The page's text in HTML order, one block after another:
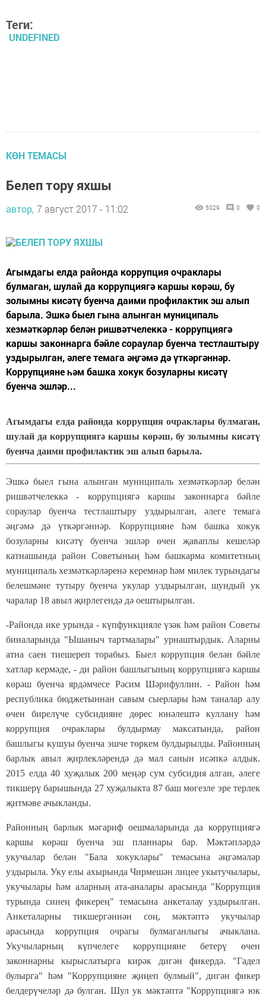
Теги:
UNDEFINED
КӨН ТЕМАСЫ
Белеп тору яхшы
автор, 7 август 2017 - 11:02 5029 0 0
Агымдагы елда районда коррупция очраклары
булмаган, шулай да коррупциягә каршы көрәш, бу
золымны кисәтү буенча даими профилактик эш алып
барыла. Эшкә быел гына алынган муниципаль
хезмәткәрләр белән ришвәтчелеккә - коррупциягә
каршы законнарга бәйле сораулар буенча тестлаштыру
уздырылган, әлеге темага әңгәмә дә үткәргәннәр.
Коррупцияне һәм башка хокук бозуларны кисәтү
буенча эшләр...
Агымдагы елда районда коррупция очраклары булмаган,
шулай да коррупциягә каршы көрәш, бу золымны кисәтү
буенча даими профилактик эш алып барыла.
Эшкә быел гына алынган муниципаль хезмәткәрләр белән
ришвәтчелеккә - коррупциягә каршы законнарга бәйле
сораулар буенча тестлаштыру уздырылган, әлеге темага
әңгәмә дә үткәргәннәр. Коррупцияне һәм башка хокук
бозуларны кисәтү буенча эшләр өчен җаваплы кешеләр
катнашында район Советының һәм башкарма комитетның
муниципаль хезмәткәрләренә керемнәр һәм милек турындагы
белешмәне тутыру буенча укулар уздырылган, шундый ук
чаралар 18 авыл җирлегендә дә оештырылган.
-Районда ике урында - күпфункцияле үзәк һәм район Советы
биналарында "Ышаныч тартмалары" урнаштырдык. Аларны
атна саен тиешереп торабыз. Быел коррупция белән бәйле
хатлар кермәде, - ди район башлыгының коррупциягә каршы
көрәш буенча ярдәмчесе Рәсим Шәрифуллин. - Район һәм
республика бюджетыннан савым сыерлары һәм таналар алу
өчен бирелүче субсидияне дөрес юнәлештә куллану һәм
коррупция очраклары булдырмау максатында, район
башлыгы кушуы буенча эшче төркем булдырылды. Районның
барлык авыл җирлекләрендә дә мал санын исәпкә алдык.
2015 елда 40 хуҗалык 200 меңәр сум субсидия алган, әлеге
тикшерү барышында 27 хуҗалыкта 87 баш мөгезле эре терлек
җитмәве ачыкланды.
Районның барлык мәгариф оешмаларында да коррупциягә
каршы көрәш буенча эш планнары бар. Мәктәпләрдә
укучылар белән "Бала хокуклары" темасына әңгәмәләр
уздырыла. Уку елы ахырында Чирмешән лицее укытучылары,
укучылары һәм аларның ата-аналары арасында "Коррупция
турында синең фикерең" темасына анкеталау уздырылган.
Анкеталарны тикшергәннән соң, мәктәптә укучылар
арасында коррупция очрагы булмаганлыгы ачыклана.
Укучыларның күпчелеге коррупцияне бетерү өчен
законнарны кырыслатырга кирәк дигән фикердә. "Гадел
булырга" һәм "Коррупцияне җиңеп булмый", дигән фикер
белдерүчеләр дә булган. Шул ук мәктәптә "Коррупциягә юк